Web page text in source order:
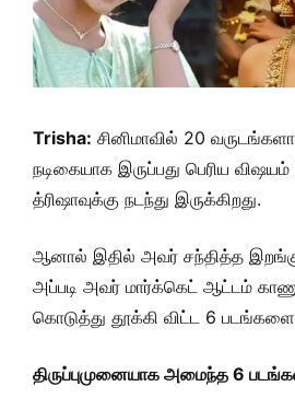
Trisha: சினிமாவில் 20
நடிகையாக இருப்பது பெரிய
த்ரிஷாவுக்கு நடந்து இருக்கிறது.
ஆனால் இதில் அவர் சந்தித்த
அப்படி அவர் மார்க்கெட் ஆட்டம்
கொடுத்து தூக்கி விட்ட 6 படங்களை
திருப்புமுனையாக அமைந்த 6